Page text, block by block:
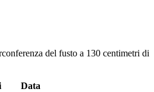
del fusto a 130 centimetri di
Data